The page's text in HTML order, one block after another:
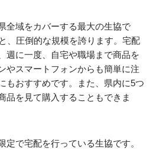
全域をカバーする最大の生協で
、圧倒的な規模を誇ります。宅配
週に一度、自宅や職場まで商品を
やスマートフォンからも簡単に注
もおすすめです。また、県内に5つ
品を見て購入することもできま
定で宅配を行っている生協です。